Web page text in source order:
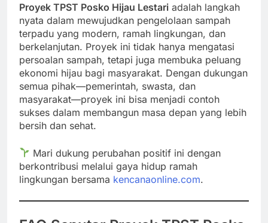
Proyek TPST Posko Hijau Lestari adalah langkah
nyata dalam mewujudkan pengelolaan sampah
terpadu yang modern, ramah lingkungan, dan
berkelanjutan. Proyek ini tidak hanya mengatasi
persoalan sampah, tetapi juga membuka peluang
ekonomi hijau bagi masyarakat. Dengan dukungan
semua pihak—pemerintah, swasta, dan
masyarakat—proyek ini bisa menjadi contoh
sukses dalam membangun masa depan yang lebih
bersih dan sehat.
Mari dukung perubahan positif ini dengan
berkontribusi melalui gaya hidup ramah
lingkungan bersama kencanaonline.com.